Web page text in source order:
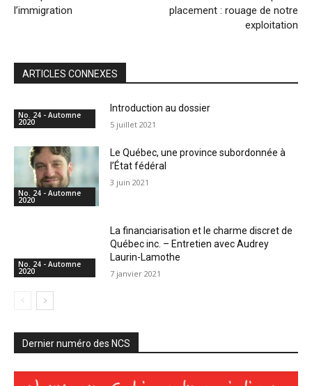
l’immigration
placement : rouage de notre
exploitation
ARTICLES CONNEXES
No. 24 - Automne
2020
Introduction au dossier
5 juillet 2021
No. 24 - Automne
2020
Le Québec, une province subordonnée à
l’État fédéral
3 juin 2021
No. 24 - Automne
2020
La financiarisation et le charme discret de
Québec inc. – Entretien avec Audrey
Laurin-Lamothe
7 janvier 2021
Dernier numéro des NCS